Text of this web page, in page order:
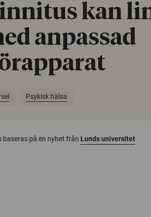
kan
anpassad
Psykisk hälsa
baseras på en nyhet från Lunds universitet